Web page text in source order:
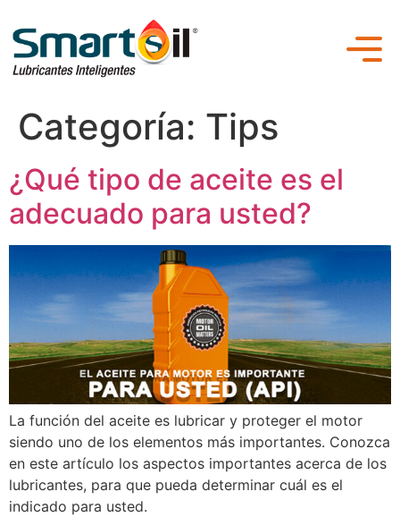
Categoría: Tips
¿Qué tipo de aceite es el
adecuado para usted?
La función del aceite es lubricar y proteger el motor
siendo uno de los elementos más importantes. Conozca
en este artículo los aspectos importantes acerca de los
lubricantes, para que pueda determinar cuál es el
indicado para usted.